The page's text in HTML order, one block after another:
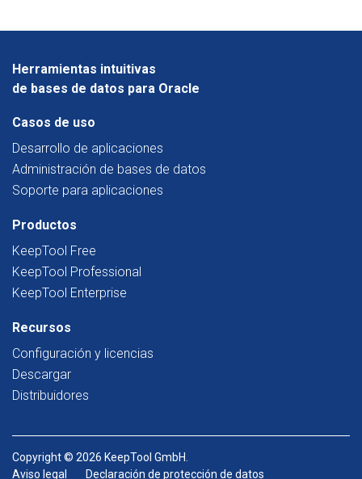
Herramientas intuitivas
de bases de datos para Oracle
Casos de uso
Desarrollo de aplicaciones
Administración de bases de datos
Soporte para aplicaciones
Productos
KeepTool Free
KeepTool Professional
KeepTool Enterprise
Recursos
Configuración y licencias
Descargar
Distribuidores
Copyright © 2026 KeepTool GmbH.
Aviso legal
Declaración de protección de datos